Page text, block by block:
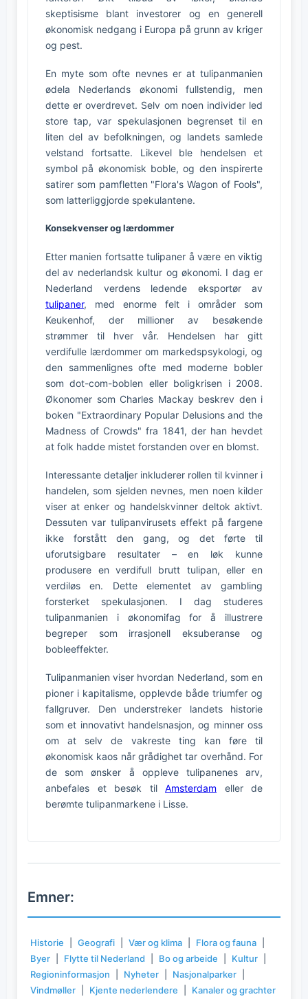
skeptisisme blant investorer og en generell
økonomisk nedgang i Europa på grunn av kriger
og pest.
En myte som ofte nevnes er at tulipanmanien
ødela Nederlands økonomi fullstendig, men
dette er overdrevet. Selv om noen individer led
store tap, var spekulasjonen begrenset til en
liten del av befolkningen, og landets samlede
velstand fortsatte. Likevel ble hendelsen et
symbol på økonomisk boble, og den inspirerte
satirer som pamfletten "Flora's Wagon of Fools",
som latterliggjorde spekulantene.
Konsekvenser og lærdommer
Etter manien fortsatte tulipaner å være en viktig
del av nederlandsk kultur og økonomi. I dag er
Nederland verdens ledende eksportør av
tulipaner, med enorme felt i områder som
Keukenhof, der millioner av besøkende
strømmer til hver vår. Hendelsen har gitt
verdifulle lærdommer om markedspsykologi, og
den sammenlignes ofte med moderne bobler
som dot-com-boblen eller boligkrisen i 2008.
Økonomer som Charles Mackay beskrev den i
boken "Extraordinary Popular Delusions and the
Madness of Crowds" fra 1841, der han hevdet
at folk hadde mistet forstanden over en blomst.
Interessante detaljer inkluderer rollen til kvinner i
handelen, som sjelden nevnes, men noen kilder
viser at enker og handelskvinner deltok aktivt.
Dessuten var tulipanvirusets effekt på fargene
ikke forstått den gang, og det førte til
uforutsigbare resultater – en løk kunne
produsere en verdifull brutt tulipan, eller en
verdiløs en. Dette elementet av gambling
forsterket spekulasjonen. I dag studeres
tulipanmanien i økonomifag for å illustrere
begreper som irrasjonell eksuberanse og
bobleeffekter.
Tulipanmanien viser hvordan Nederland, som en
pioner i kapitalisme, opplevde både triumfer og
fallgruver. Den understreker landets historie
som et innovativt handelsnasjon, og minner oss
om at selv de vakreste ting kan føre til
økonomisk kaos når grådighet tar overhånd. For
de som ønsker å oppleve tulipanenes arv,
anbefales et besøk til Amsterdam eller de
berømte tulipanmarkene i Lisse.
Emner:
Historie Geografi Vær og klima Flora og fauna
Byer
Flytte til Nederland Bo og arbeide Kultur
Regioninformasjon
Nyheter Nasjonalparker
Vindmøller
Kjente nederlendere
Kanaler og grachter